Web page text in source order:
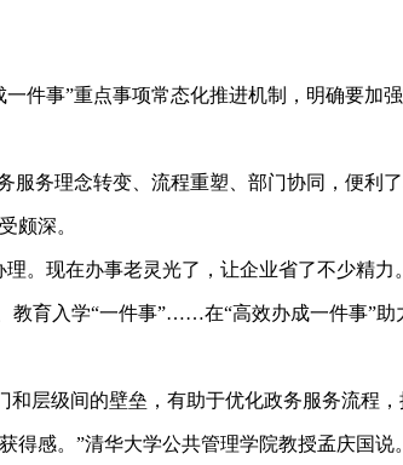
事”重点事项常态化推进机制，明确要加
务理念转变、流程重塑、部门协同，便利
颇深。
现在办事老灵光了，让企业省了不少精力
育入学“一件事”……在“高效办成一件事”助
层级间的壁垒，有助于优化政务服务流程
感。”清华大学公共管理学院教授孟庆国说。